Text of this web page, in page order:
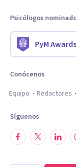
Psicólogos
PyM
Conócenos
Equipo
Redactores
Síguenos